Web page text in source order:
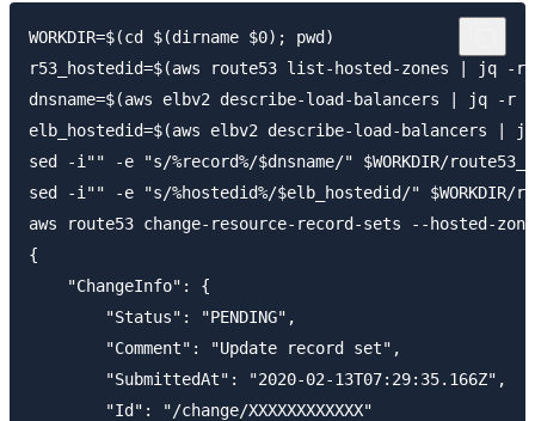
WORKDIR=$(cd $(dirname $0); pwd)
r53_hostedid=$(aws route53 list-hosted-zones | jq
dnsname=$(aws elbv2 describe-load-balancers | jq -r
elb_hostedid=$(aws elbv2 describe-load-balancers |
sed -i"" -e "s/%record%/$dnsname/" $WORKDIR/
sed -i"" -e "s/%hostedid%/$elb_hostedid/" $WORKDIR/
aws route53 change-resource-record-sets --hosted-
{
    "ChangeInfo": {
        "Status": "PENDING",
        "Comment": "Update record set",
        "SubmittedAt": "2020-02-13T07:29:35.166Z",
        "Id": "/change/XXXXXXXXXXXX"